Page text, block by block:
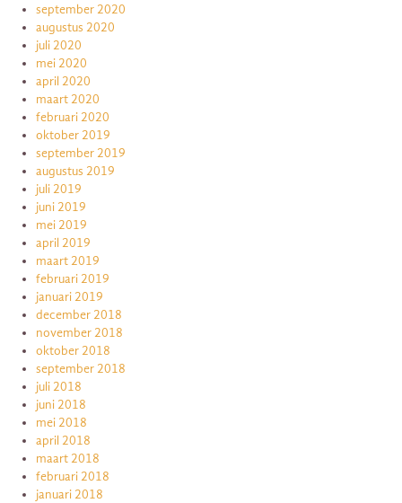
september 2020
augustus 2020
juli 2020
mei 2020
april 2020
maart 2020
februari 2020
oktober 2019
september 2019
augustus 2019
juli 2019
juni 2019
mei 2019
april 2019
maart 2019
februari 2019
januari 2019
december 2018
november 2018
oktober 2018
september 2018
juli 2018
juni 2018
mei 2018
april 2018
maart 2018
februari 2018
januari 2018